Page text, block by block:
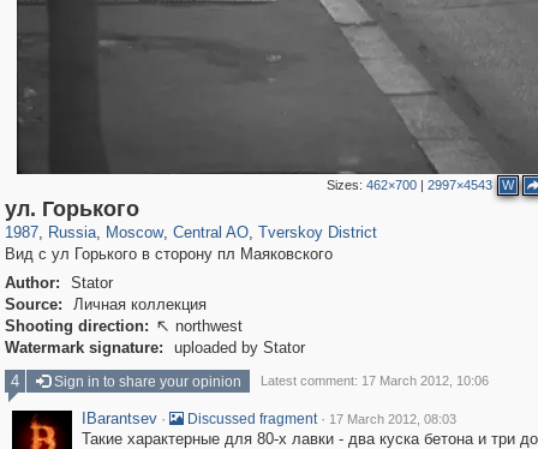
Sizes:462×700 |2997×4543 W
ул. Горького
1987, Russia
1,406,255
, Moscow
319,780 8,286
, Central AO
159,978
, Tverskoy District
Вид с ул Горького в сторону пл Маяковского
Author:
Stator
Source:
Личная коллекция
Shooting direction:  northwest
Watermark signature:
uploaded by Stator
4
Sign in to share your opinion Latest comment: 17 March 2012, 10:06
IBarantsev · Discussed fragment · 17 March 2012, 08:03
Такие характерные для 80-х лавки - два куска бетона и три